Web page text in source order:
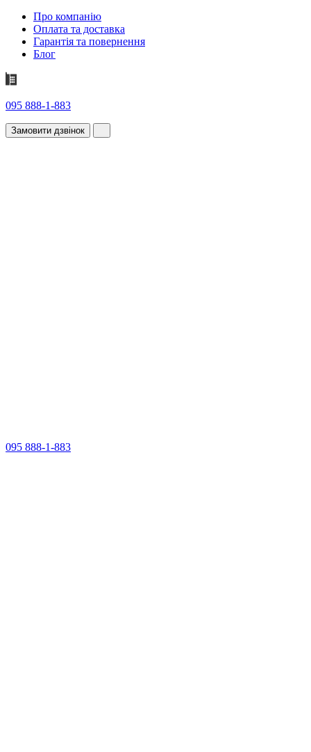
Про компанію
Оплата та доставка
Гарантія та повернення
Блог
095 888-1-883
Замовити дзвінок
095 888-1-883